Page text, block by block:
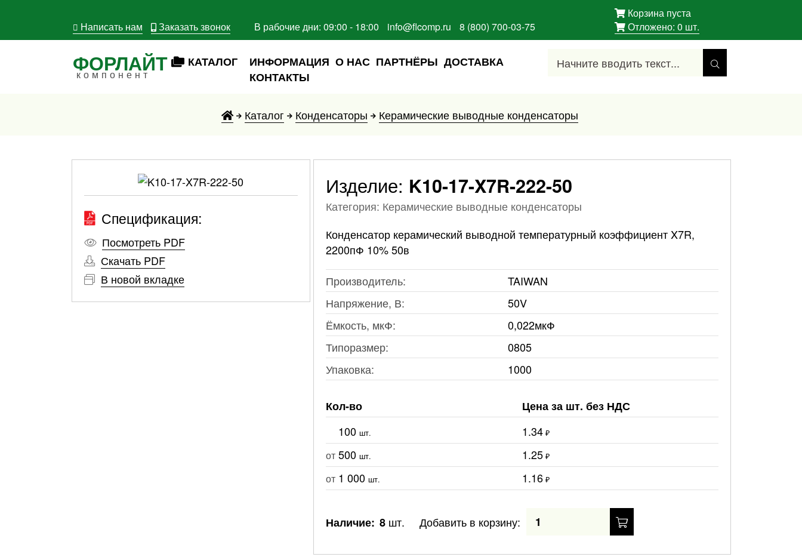
Написать нам Заказать звонок В рабочие дни: 09:00 - 18:00 info@flcomp.ru 8 (800) 700-03-75
Корзина пуста
Отложено: 0 шт.
ФОРЛАЙТ
компонент
КАТАЛОГ ИНФОРМАЦИЯ О НАС ПАРТНЁРЫ ДОСТАВКА
КОНТАКТЫ
Каталог Конденсаторы Керамические выводные конденсаторы
Спецификация:
Посмотреть PDF
Скачать PDF
В новой вкладке
Изделие: K10-17-X7R-222-50
Категория: Керамические выводные конденсаторы
Конденсатор керамический выводной температурный коэффициент X7R,
2200пФ 10% 50в
Производитель:
TAIWAN
Напряжение, В:
50V
Ёмкость, мкФ:
0,022мкФ
Типоразмер:
0805
Упаковка:
1000
Кол-во
Цена за шт. без НДС
100 шт. 1.34₽
от500 шт. 1.25₽
от1 000 шт. 1.16₽
Наличие: 8шт. Добавить в корзину: